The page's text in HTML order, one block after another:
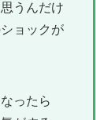
うんだけ
ョックが
ったら